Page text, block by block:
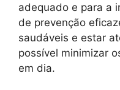
adequado e para a
de prevenção
saudáveis e estar
possível minimizar
em dia.